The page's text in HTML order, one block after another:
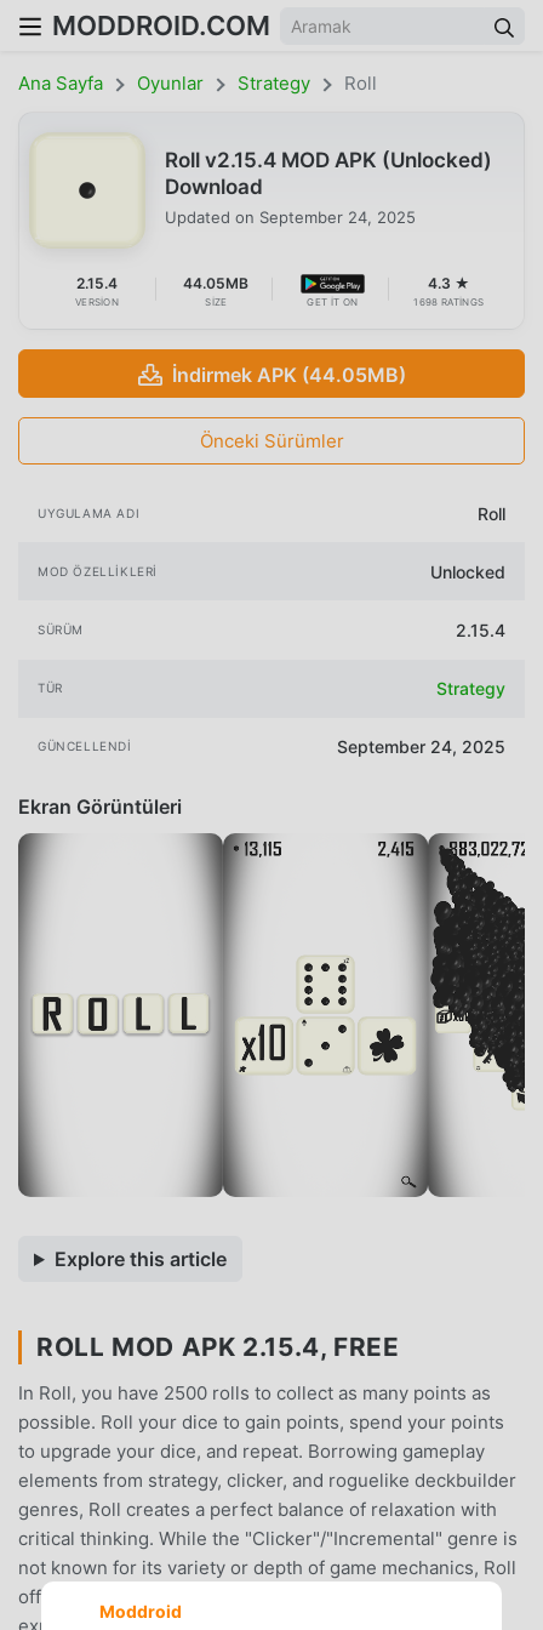
MODDROID.COM
Ana Sayfa Oyunlar Strategy Roll
Roll v2.15.4 MOD APK (Unlocked)
Download
Updated on September 24, 2025
2.15.4
VERSION
44.05MB
SIZE GET IT ON
4.3 ★
1698 RATINGS
İndirmek APK (44.05MB)
Önceki Sürümler
UYGULAMA ADI Roll
MOD ÖZELLIKLERI Unlocked
SÜRÜM 2.15.4
TÜR Strategy
GÜNCELLENDI September 24, 2025
Ekran Görüntüleri
Explore this article
ROLL MOD APK 2.15.4, FREE
In Roll, you have 2500 rolls to collect as many points as
possible. Roll your dice to gain points, spend your points
to upgrade your dice, and repeat. Borrowing gameplay
elements from strategy, clicker, and roguelike deckbuilder
genres, Roll creates a perfect balance of relaxation with
critical thinking. While the "Clicker"/"Incremental" genre is
not known for its variety or depth of game mechanics, Roll
offers a unique dicebuilding system which allows you to
Moddroid